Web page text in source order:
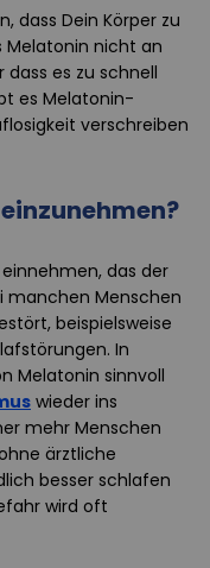
dass Dein Körper zu
Melatonin nicht an
es zu schnell
es Melatonin-
verschreiben
das der
manchen Menschen
beispielsweise
In
Melatonin sinnvoll
wieder ins
mehr Menschen
ärztliche
besser schlafen
wird oft